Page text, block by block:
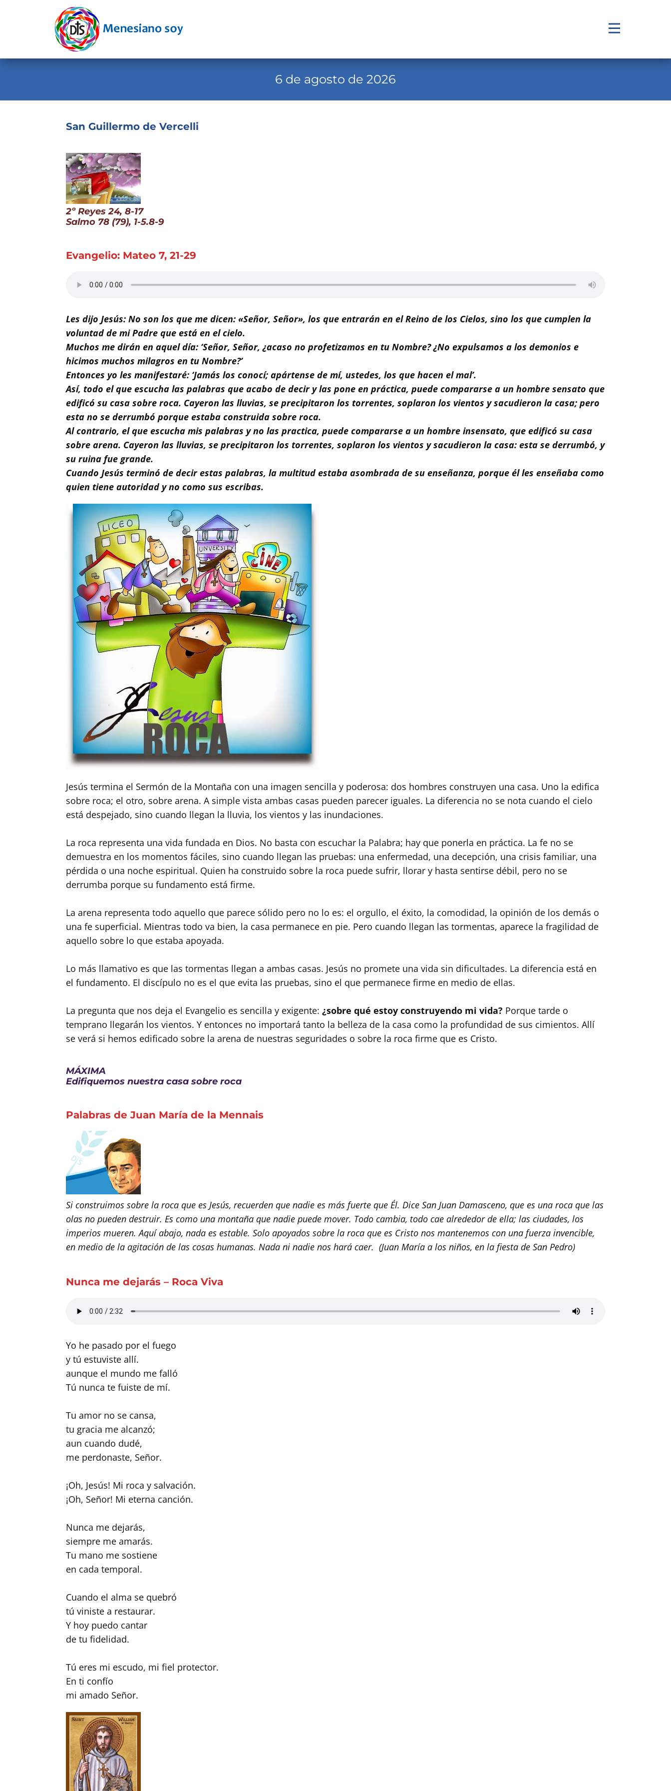
Calendario
Novena
Pastoral Vocacional
6 de agosto de 2026
San Guillermo de Vercelli
2º Reyes 24, 8-17
Salmo 78 (79), 1-5.8-9
Evangelio: Mateo 7, 21-29
Les dijo Jesús: No son los que me dicen: «Señor, Señor», los que entrarán en el Reino de los Cielos, sino los que cumplen la
voluntad de mi Padre que está en el cielo.
Muchos me dirán en aquel día: ‘Señor, Señor, ¿acaso no profetizamos en tu Nombre? ¿No expulsamos a los demonios e
hicimos muchos milagros en tu Nombre?’
Entonces yo les manifestaré: ‘Jamás los conocí; apártense de mí, ustedes, los que hacen el mal’.
Así, todo el que escucha las palabras que acabo de decir y las pone en práctica, puede compararse a un hombre sensato que
edificó su casa sobre roca. Cayeron las lluvias, se precipitaron los torrentes, soplaron los vientos y sacudieron la casa; pero
esta no se derrumbó porque estaba construida sobre roca.
Al contrario, el que escucha mis palabras y no las practica, puede compararse a un hombre insensato, que edificó su casa
sobre arena. Cayeron las lluvias, se precipitaron los torrentes, soplaron los vientos y sacudieron la casa: esta se derrumbó, y
su ruina fue grande.
Cuando Jesús terminó de decir estas palabras, la multitud estaba asombrada de su enseñanza, porque él les enseñaba como
quien tiene autoridad y no como sus escribas.
Jesús termina el Sermón de la Montaña con una imagen sencilla y poderosa: dos hombres construyen una casa. Uno la edifica
sobre roca; el otro, sobre arena. A simple vista ambas casas pueden parecer iguales. La diferencia no se nota cuando el cielo
está despejado, sino cuando llegan la lluvia, los vientos y las inundaciones.
La roca representa una vida fundada en Dios. No basta con escuchar la Palabra; hay que ponerla en práctica. La fe no se
demuestra en los momentos fáciles, sino cuando llegan las pruebas: una enfermedad, una decepción, una crisis familiar, una
pérdida o una noche espiritual. Quien ha construido sobre la roca puede sufrir, llorar y hasta sentirse débil, pero no se
derrumba porque su fundamento está firme.
La arena representa todo aquello que parece sólido pero no lo es: el orgullo, el éxito, la comodidad, la opinión de los demás o
una fe superficial. Mientras todo va bien, la casa permanece en pie. Pero cuando llegan las tormentas, aparece la fragilidad de
aquello sobre lo que estaba apoyada.
Lo más llamativo es que las tormentas llegan a ambas casas. Jesús no promete una vida sin dificultades. La diferencia está en
el fundamento. El discípulo no es el que evita las pruebas, sino el que permanece firme en medio de ellas.
La pregunta que nos deja el Evangelio es sencilla y exigente: ¿sobre qué estoy construyendo mi vida? Porque tarde o
temprano llegarán los vientos. Y entonces no importará tanto la belleza de la casa como la profundidad de sus cimientos. Allí
se verá si hemos edificado sobre la arena de nuestras seguridades o sobre la roca firme que es Cristo.
MÁXIMA
Edifiquemos nuestra casa sobre roca
Palabras de Juan María de la Mennais
Si construimos sobre la roca que es Jesús, recuerden que nadie es más fuerte que Él. Dice San Juan Damasceno, que es una roca que las
olas no pueden destruir. Es como una montaña que nadie puede mover. Todo cambia, todo cae alrededor de ella; las ciudades, los
imperios mueren. Aquí abajo, nada es estable. Solo apoyados sobre la roca que es Cristo nos mantenemos con una fuerza invencible,
en medio de la agitación de las cosas humanas. Nada ni nadie nos hará caer. (Juan María a los niños, en la fiesta de San Pedro)
Nunca me dejarás – Roca Viva
Yo he pasado por el fuego
y tú estuviste allí.
aunque el mundo me falló
Tú nunca te fuiste de mí.
Tu amor no se cansa,
tu gracia me alcanzó;
aun cuando dudé,
me perdonaste, Señor.
¡Oh, Jesús! Mi roca y salvación.
¡Oh, Señor! Mi eterna canción.
Nunca me dejarás,
siempre me amarás.
Tu mano me sostiene
en cada temporal.
Cuando el alma se quebró
tú viniste a restaurar.
Y hoy puedo cantar
de tu fidelidad.
Tú eres mi escudo, mi fiel protector.
En ti confío
mi amado Señor.